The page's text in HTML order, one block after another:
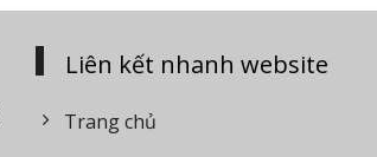
Liên kết nhanh website
Trang chủ